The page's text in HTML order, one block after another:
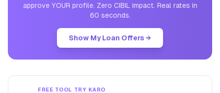
approve YOUR profile. Zero CIBIL impact. Real rates in
60 seconds.
Show My Loan Offers →
FREE TOOL TRY KARO